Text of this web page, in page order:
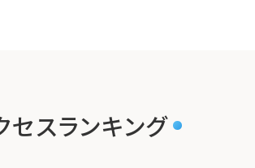
セスランキング